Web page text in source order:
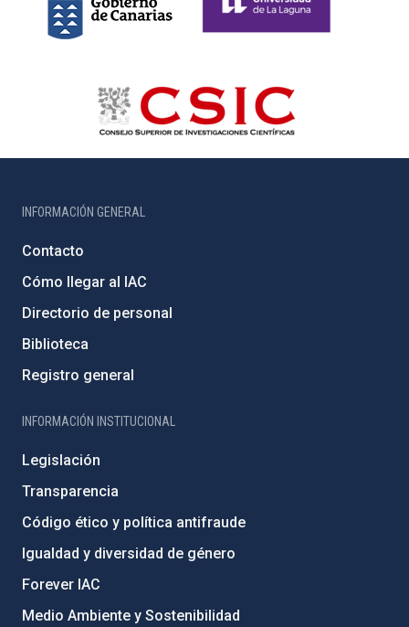
INFORMACIÓN GENERAL
Contacto
Cómo llegar al IAC
Directorio de personal
Biblioteca
Registro general
INFORMACIÓN INSTITUCIONAL
Legislación
Transparencia
Código ético y política antifraude
Igualdad y diversidad de género
Forever IAC
Medio Ambiente y Sostenibilidad